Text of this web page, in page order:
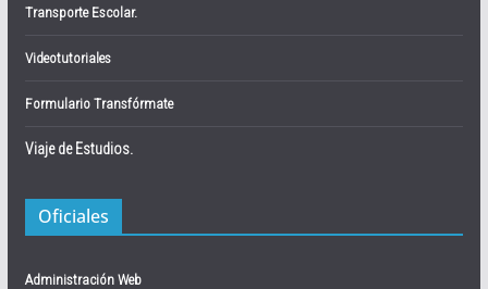
Transporte Escolar.
Videotutoriales
Formulario Transfórmate
Viaje de Estudios.
Oficiales
Administración Web